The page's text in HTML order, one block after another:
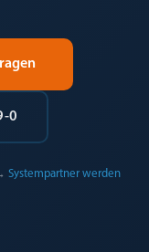
0
Systempartner werden